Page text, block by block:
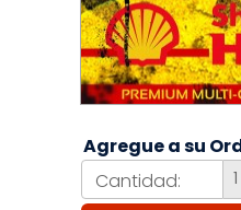
Agregue a su
Cantidad: